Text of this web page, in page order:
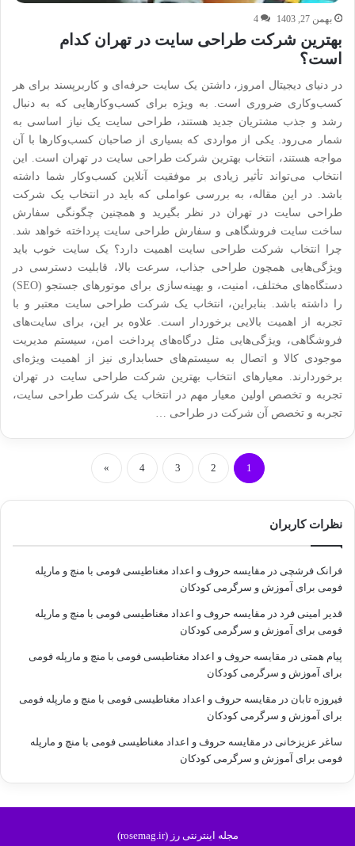
بهمن 27, 1403 4
بهترین شرکت طراحی سایت در تهران کدام
است؟
در دنیای دیجیتال امروز، داشتن یک سایت حرفه‌ای و کاربرپسند برای هر
کسب‌وکاری ضروری است. به ویژه برای کسب‌وکارهایی که به دنبال
رشد و جذب مشتریان جدید هستند، طراحی سایت یک نیاز اساسی به
شمار می‌رود. یکی از مواردی که بسیاری از صاحبان کسب‌وکارها با آن
مواجه هستند، انتخاب بهترین شرکت طراحی سایت در تهران است. این
انتخاب می‌تواند تأثیر زیادی بر موفقیت آنلاین کسب‌وکار شما داشته
باشد. در این مقاله، به بررسی عواملی که باید در انتخاب یک شرکت
طراحی سایت در تهران در نظر بگیرید و همچنین چگونگی سفارش
ساخت سایت فروشگاهی و سفارش طراحی سایت پرداخته خواهد شد.
چرا انتخاب شرکت طراحی سایت اهمیت دارد؟ یک سایت خوب باید
ویژگی‌هایی همچون طراحی جذاب، سرعت بالا، قابلیت دسترسی در
دستگاه‌های مختلف، امنیت، و بهینه‌سازی برای موتورهای جستجو (SEO)
را داشته باشد. بنابراین، انتخاب یک شرکت طراحی سایت معتبر و با
تجربه از اهمیت بالایی برخوردار است. علاوه بر این، برای سایت‌های
فروشگاهی، ویژگی‌هایی مثل درگاه‌های پرداخت امن، سیستم مدیریت
موجودی کالا و اتصال به سیستم‌های حسابداری نیز از اهمیت ویژه‌ای
برخوردارند. معیارهای انتخاب بهترین شرکت طراحی سایت در تهران
تجربه و تخصص اولین معیار مهم در انتخاب یک شرکت طراحی سایت،
تجربه و تخصص آن شرکت در طراحی …
1
2
3
4
»
نظرات کاربران
فرانک فرشچی در مقایسه حروف و اعداد مغناطیسی فومی با منچ و مارپله
فومی برای آموزش و سرگرمی کودکان
قدیر امینی فرد در مقایسه حروف و اعداد مغناطیسی فومی با منچ و مارپله
فومی برای آموزش و سرگرمی کودکان
پیام همتی در مقایسه حروف و اعداد مغناطیسی فومی با منچ و مارپله فومی
برای آموزش و سرگرمی کودکان
فیروزه تابان در مقایسه حروف و اعداد مغناطیسی فومی با منچ و مارپله فومی
برای آموزش و سرگرمی کودکان
ساغر عزیزخانی در مقایسه حروف و اعداد مغناطیسی فومی با منچ و مارپله
فومی برای آموزش و سرگرمی کودکان
مجله اینترنتی رز (rosemag.ir)